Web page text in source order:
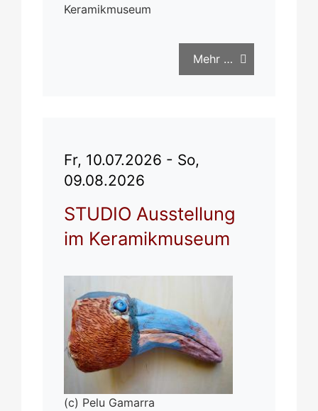
Keramikmuseum
Mehr …
Fr, 10.07.2026 - So,
09.08.2026
STUDIO Ausstellung
im Keramikmuseum
(c) Pelu Gamarra